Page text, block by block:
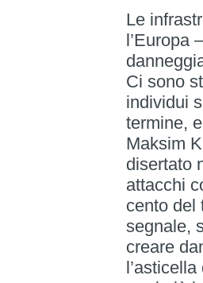
Le
l’Europa
Ci sono
individui
termine,
Maksim
disertato
attacchi
cento del
segnale,
creare